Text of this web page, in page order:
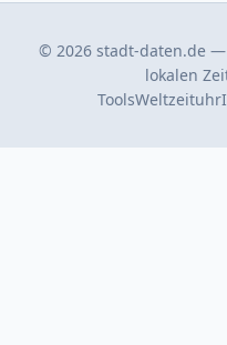
© 2026 stadt-daten.de
lokalen
ToolsWeltzeituhr